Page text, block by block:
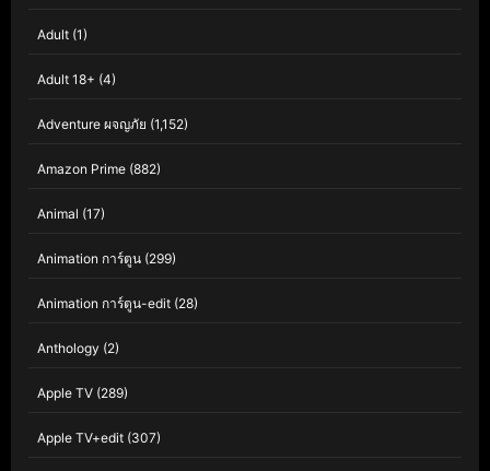
Adult (1)
Adult 18+ (4)
Adventure ผจญภัย (1,152)
Amazon Prime (882)
Animal (17)
Animation การ์ตูน (299)
Animation การ์ตูน-edit (28)
Anthology (2)
Apple TV (289)
Apple TV+edit (307)